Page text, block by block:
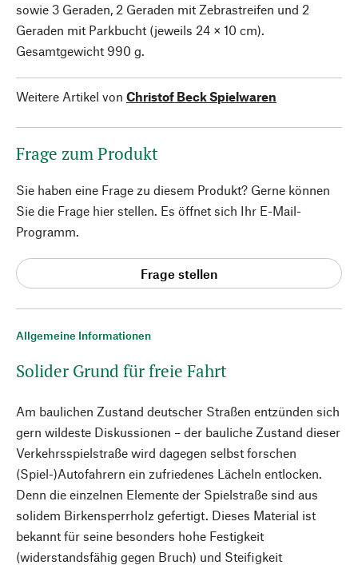
Allgemeine Informationen
Solider Grund für freie Fahrt
Am baulichen Zustand deutscher Straßen entzünden sich
gern wildeste Diskussionen – der bauliche Zustand dieser
Verkehrsspielstraße wird dagegen selbst forschen
(Spiel-)Autofahrern ein zufriedenes Lächeln entlocken.
Denn die einzelnen Elemente der Spielstraße sind aus
solidem Birkensperrholz gefertigt. Dieses Material ist
bekannt für seine besonders hohe Festigkeit
(widerstandsfähig gegen Bruch) und Steifigkeit
sowie 3 Geraden, 2 Geraden mit Zebrastreifen und 2
Geraden mit Parkbucht (jeweils 24 × 10 cm).
Gesamtgewicht 990 g.
Weitere Artikel von Christof Beck Spielwaren
Frage zum Produkt
Sie haben eine Frage zu diesem Produkt? Gerne können
Sie die Frage hier stellen. Es öffnet sich Ihr E-Mail-
Programm.
Frage stellen